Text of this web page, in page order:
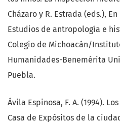
Cházaro y R. Estrada (eds.),
Estudios de antropología e
Colegio de Michoacán/
Humanidades-Benemérita
Puebla.
Ávila Espinosa, F. A. (1994).
Casa de Expósitos de la